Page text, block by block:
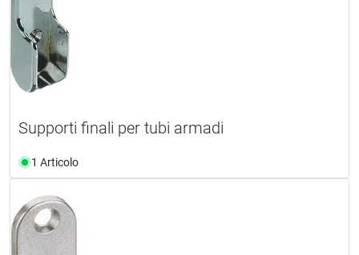
Supporti finali per tubi armadi
1 Articolo